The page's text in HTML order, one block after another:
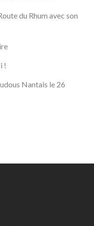
du Rhum avec son
!
Nantais le 26